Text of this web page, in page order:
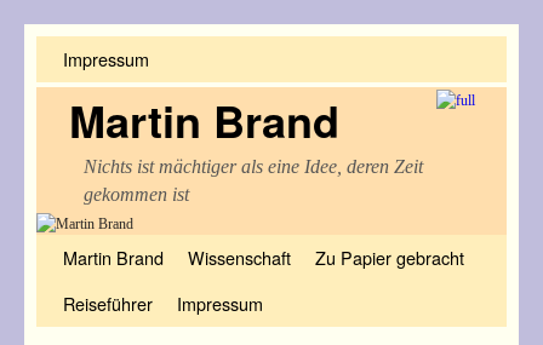
Impressum
Martin Brand
Nichts ist mächtiger als eine Idee, deren Zeit
gekommen ist
Martin Brand Wissenschaft
Zu Papier gebracht
Reiseführer
Impressum